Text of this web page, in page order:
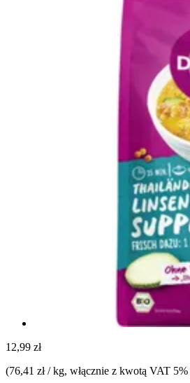
12,99 zł
(76,41 zł / kg, włącznie z kwotą VAT 5%